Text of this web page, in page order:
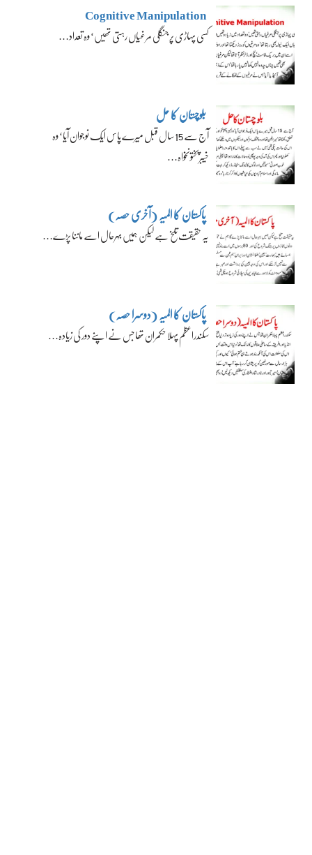
Cognitive Manipulation
کسی پہاڑی پر جنگلی مرغیاں رہتی تھیں‘ وہ تعداد…
بلوچستان کا حل
آج سے 15 سال قبل میرے پاس ایک نوجوان آیا‘ وہ
خیبرپختونخواہ…
پاکستان کا المیہ (آخری حصہ)
یہ حقیقت تلخ ہے لیکن ہمیں بہرحال اسے ماننا پڑے…
پاکستان کا المیہ (دوسرا حصہ)
سکندراعظم پہلا حکمران تھا جس نے اپنے دور کی زیادہ…